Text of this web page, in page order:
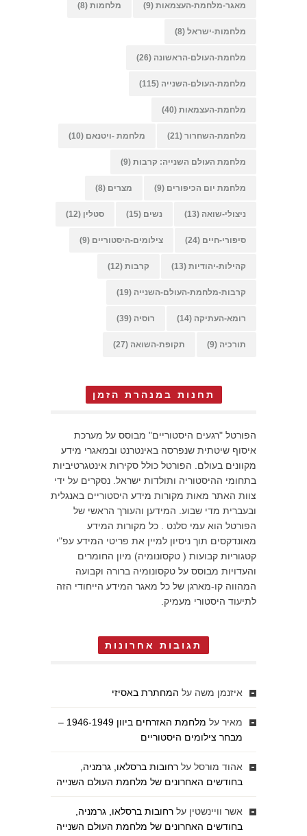
מאגר-מלחמת-העצמאות (9) מלחמות (8)
מלחמות-ישראל (8)
מלחמת-העולם-הראשונה (26)
מלחמת-העולם-השנייה (115)
מלחמת-העצמאות (40)
מלחמת-השחרור (21) מלחמת -ויטנאם (10)
מלחמת העולם השנייה: קרבות (9)
מלחמת יום הכיפורים (9) מצרים (8)
ניצולי-שואה (13) נשים (15) סטלין (12)
סיפורי-חיים (24) צילומים-היסטוריים (9)
קהילות-יהודיות (13) קרבות (12)
קרבות-מלחמת-העולם-השנייה (19)
רומא-העתיקה (14) רוסיה (39)
תורכיה (9) תקופת-השואה (27)
תחנות במנהרת הזמן
הפורטל "רגעים היסטוריים" מבוסס על מערכת
איסוף שיטתית שנפרסה באינטרנט ובמאגרי מידע
מקוונים בעולם. הפורטל כולל סקירות אינטגרטיביות
בתחומי ההיסטוריה ותולדות ישראל. נסקרים על ידי
צוות האתר מאות מקורות מידע היסטוריים באנגלית
ובעברית מדי שבוע. המידען והעורך הראשי של
הפורטל הוא עמי סלנט . כל מקורות המידע
מאונדקסים תוך ניסיון למיין את פריטי המידע עפ"י
קטגוריות קבועות ( טקסונומיה) מיון החומרים
והעדויות מבוסס על טקסונומיה ברורה וקבועה
המהווה קו-מארגן של כל מאגר המידע הייחודי הזה
לתיעוד היסטורי מעמיק.
תגובות אחרונות
איזנמן משה על המחתרת באסיזי
מאיר על
מלחמת האזרחים ביוון 1946-1949 –
מבחר צילומים היסטוריים
אהוד מורסל על רחובות ברסלאו, גרמניה,
בחודשים האחרונים של מלחמת העולם השנייה
אשר וויינשטין על רחובות ברסלאו, גרמניה,
בחודשים האחרונים של מלחמת העולם השנייה